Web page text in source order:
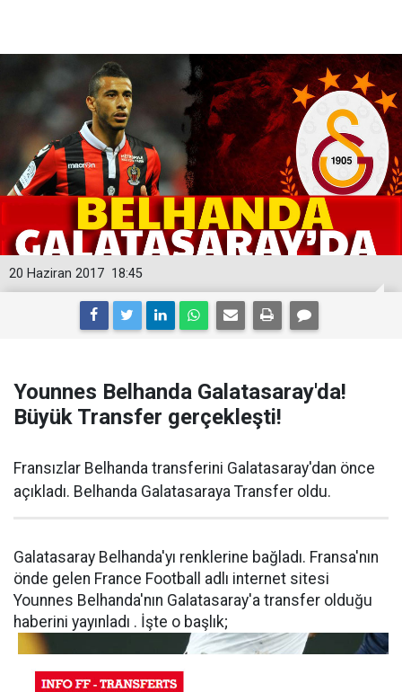
18:45
20 Haziran 2017
Younnes Belhanda Galatasaray'da!
Büyük Transfer gerçekleşti!
Fransızlar Belhanda transferini Galatasaray'dan önce
açıkladı. Belhanda Galatasaraya Transfer oldu.
Galatasaray Belhanda'yı renklerine bağladı. Fransa'nın
önde gelen France Football adlı internet sitesi
Younnes Belhanda'nın Galatasaray'a transfer olduğu
haberini yayınladı . İşte o başlık;